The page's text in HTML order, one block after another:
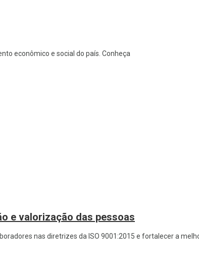
econômico e social do país. Conheça
e valorização das pessoas
nas diretrizes da ISO 9001:2015 e fortalecer a